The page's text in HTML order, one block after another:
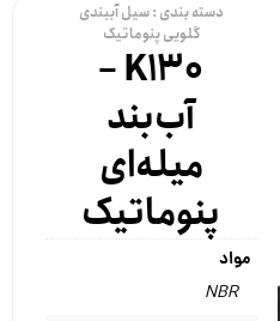
دسته بندی :سیل آببندی
گلویی پنوماتیک
K130 –
آب‌بند
میله‌ای
پنوماتیک
مواد
NBR